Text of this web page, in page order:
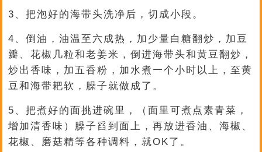
3、把泡好的海带头洗净后，切成小段。
4、倒油，油温至六成热，加少量白糖翻炒，加豆
瓣、花椒几粒和老姜米，倒进海带头和黄豆翻炒，
炒出香味，加五香粉，加水煮一个小时以上，至黄
豆和海带耙软，臊子就做成了。
5、把煮好的面挑进碗里，（面里可煮点素青菜，
增加清香味）臊子舀到面上，再放进香油、海椒、
花椒、磨菇精等各种调料，就OK了。